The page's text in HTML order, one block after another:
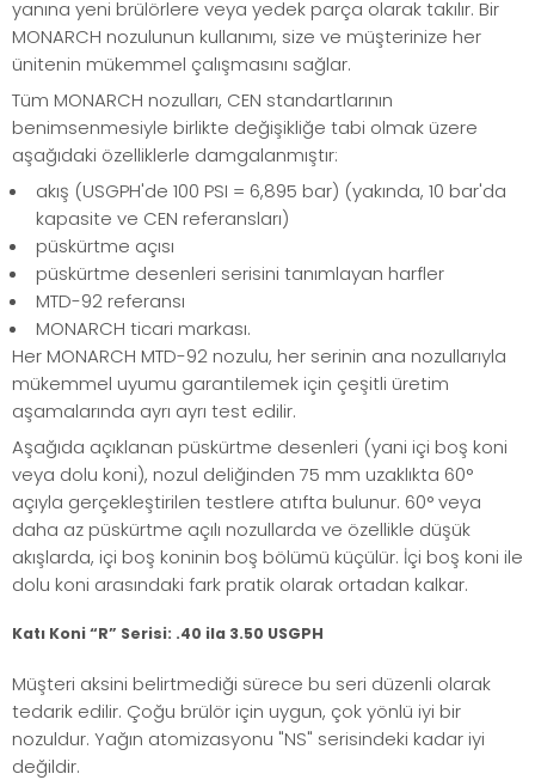
yanına yeni brülörlere veya yedek parça olarak takılır. Bir
MONARCH nozulunun kullanımı, size ve müşterinize her
ünitenin mükemmel çalışmasını sağlar.
Tüm MONARCH nozulları, CEN standartlarının
benimsenmesiyle birlikte değişikliğe tabi olmak üzere
aşağıdaki özelliklerle damgalanmıştır:
akış (USGPH'de 100 PSI = 6,895 bar) (yakında, 10 bar'da
kapasite ve CEN referansları)
püskürtme açısı
püskürtme desenleri serisini tanımlayan harfler
MTD-92 referansı
MONARCH ticari markası.
Her MONARCH MTD-92 nozulu, her serinin ana nozullarıyla
mükemmel uyumu garantilemek için çeşitli üretim
aşamalarında ayrı ayrı test edilir.
Aşağıda açıklanan püskürtme desenleri (yani içi boş koni
veya dolu koni), nozul deliğinden 75 mm uzaklıkta 60°
açıyla gerçekleştirilen testlere atıfta bulunur. 60° veya
daha az püskürtme açılı nozullarda ve özellikle düşük
akışlarda, içi boş koninin boş bölümü küçülür. İçi boş koni ile
dolu koni arasındaki fark pratik olarak ortadan kalkar.
Katı Koni “R” Serisi: .40 ila 3.50 USGPH
Müşteri aksini belirtmediği sürece bu seri düzenli olarak
tedarik edilir. Çoğu brülör için uygun, çok yönlü iyi bir
nozuldur. Yağın atomizasyonu "NS" serisindeki kadar iyi
değildir.